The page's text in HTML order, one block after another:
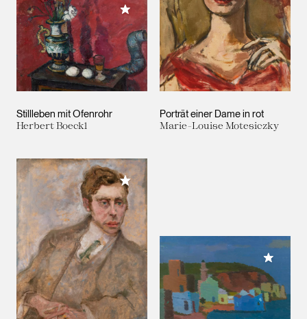
Stillleben mit Ofenrohr
Herbert Boeckl
Meiner Sammlung hinzufügen
Porträt einer Dame in rot
Marie-Louise Motesiczky
Meiner Sammlung hinzufügen
Meiner